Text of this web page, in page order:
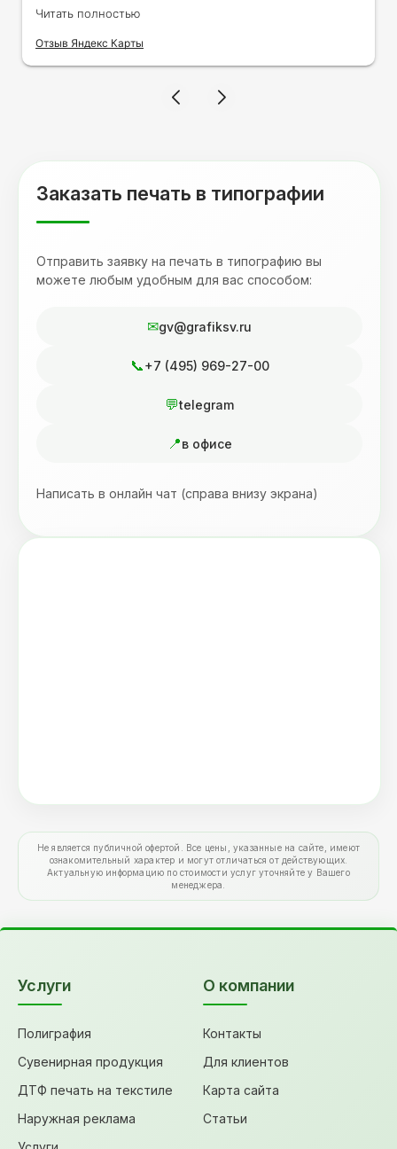
заказами. Нелбходимо было нанести принт
на кружку в подарок. Заказ был исполнен
оперативно и ооочень красиво, даже не
терпеливость, отвечала на все мои вопросы.
Читать полностью
Отзыв Яндекс Карты
Заказать печать в типографии
Отправить заявку на печать в типографию вы
можете любым удобным для вас способом:
gv@grafiksv.ru
+7 (495) 969-27-00
telegram
в офисе
Написать в онлайн чат (справа внизу экрана)
Не является публичной офертой. Все цены, указанные на сайте, имеют
ознакомительный характер и могут отличаться от действующих.
Актуальную информацию по стоимости услуг уточняйте у Вашего
менеджера.
Услуги
Полиграфия
Сувенирная продукция
ДТФ печать на текстиле
Наружная реклама
О компании
Контакты
Для клиентов
Карта сайта
Статьи